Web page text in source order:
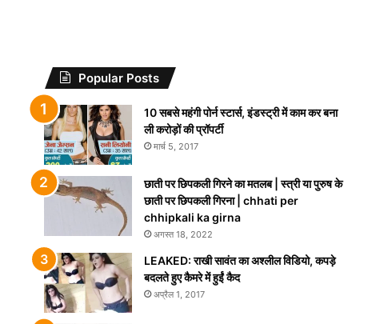
Popular Posts
10 सबसे महंगी पोर्न स्टार्स, इंडस्ट्री में काम कर बना
ली करोड़ों की प्रॉपर्टी
मार्च 5, 2017
छाती पर छिपकली गिरने का मतलब | स्त्री या पुरुष के
छाती पर छिपकली गिरना | chhati per
chhipkali ka girna
अगस्त 18, 2022
LEAKED: राखी सावंत का अश्लील विडियो, कपड़े
बदलते हुए कैमरे में हुईं कैद
अप्रैल 1, 2017